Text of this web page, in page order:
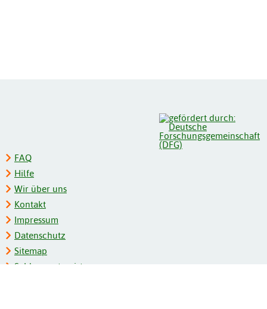
FAQ
Hilfe
Wir über uns
Kontakt
Impressum
Datenschutz
Sitemap
Schlagwortregister